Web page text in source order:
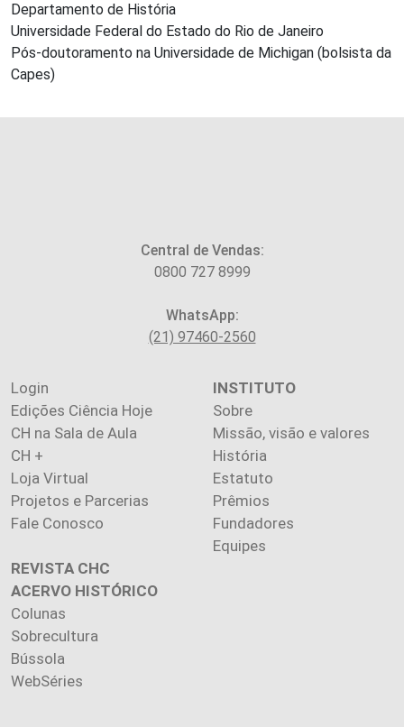
Departamento de História
Universidade Federal do Estado do Rio de Janeiro
Pós-doutoramento na Universidade de Michigan (bolsista da
Capes)
Central de Vendas:
0800 727 8999
WhatsApp:
(21) 97460-2560
Login
Edições Ciência Hoje
CH na Sala de Aula
CH +
Loja Virtual
Projetos e Parcerias
Fale Conosco
INSTITUTO
Sobre
Missão, visão e valores
História
Estatuto
Prêmios
Fundadores
Equipes
REVISTA CHC
ACERVO HISTÓRICO
Colunas
Sobrecultura
Bússola
WebSéries